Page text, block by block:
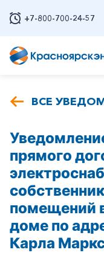
+7-800-700-24-57
ВСЕ
прямого
помещений
доме по
Карла